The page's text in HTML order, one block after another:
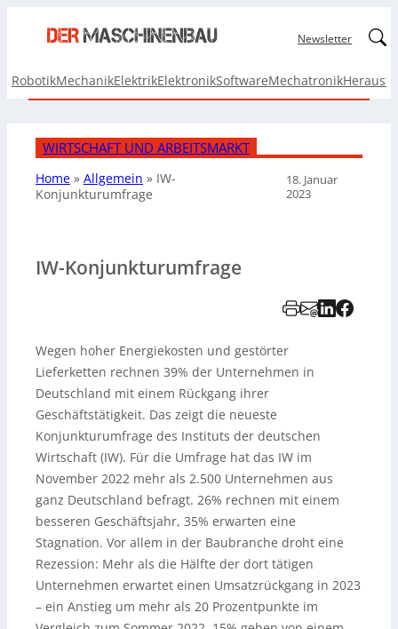
Newsletter
RobotikMechanikElektrikElektronikSoftwareMechatronik
WIRTSCHAFT UND ARBEITSMARKT
Home » Allgemein » IW-
Konjunkturumfrage
18. Januar
2023
IW-Konjunkturumfrage
Wegen hoher Energiekosten und gestörter
Lieferketten rechnen 39% der Unternehmen in
Deutschland mit einem Rückgang ihrer
Geschäftstätigkeit. Das zeigt die neueste
Konjunkturumfrage des Instituts der deutschen
Wirtschaft (IW). Für die Umfrage hat das IW im
November 2022 mehr als 2.500 Unternehmen aus
ganz Deutschland befragt. 26% rechnen mit einem
besseren Geschäftsjahr, 35% erwarten eine
Stagnation. Vor allem in der Baubranche droht eine
Rezession: Mehr als die Hälfte der dort tätigen
Unternehmen erwartet einen Umsatzrückgang in 2023
– ein Anstieg um mehr als 20 Prozentpunkte im